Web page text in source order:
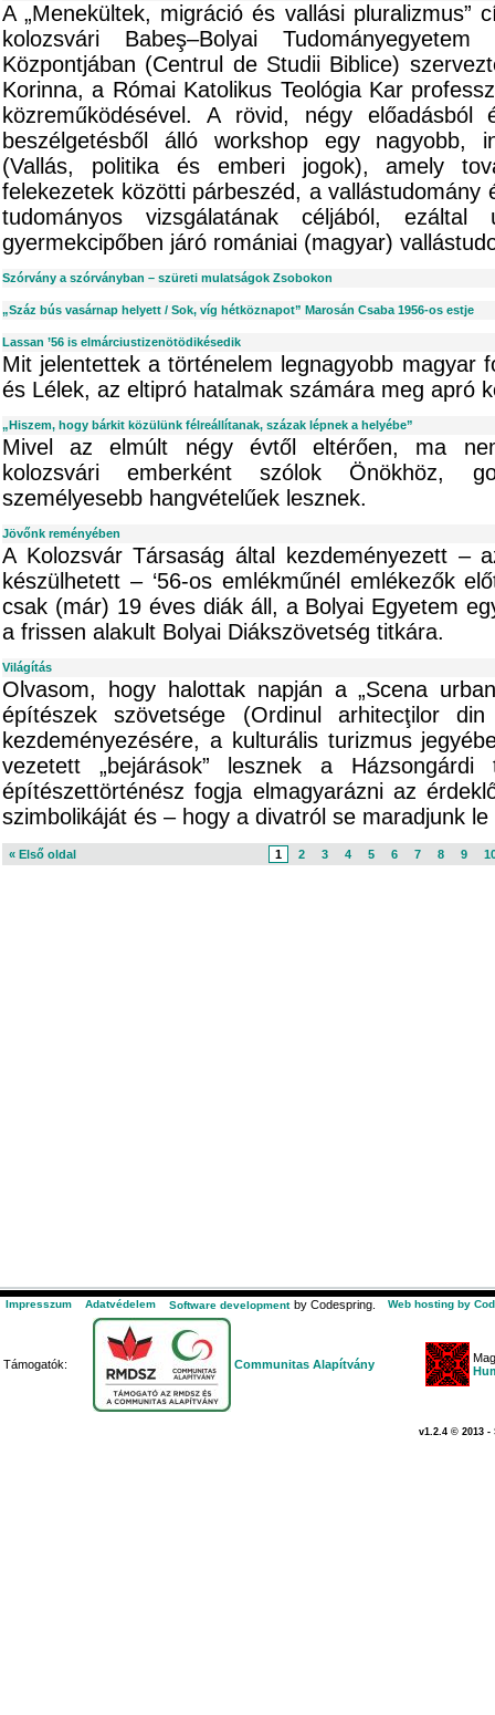
A „Menekültek, migráció és vallási pluralizmus”
kolozsvári Babeş–Bolyai
Központjában (Centrul de Studii Biblice)
Korinna, a Római Katolikus Teológia Kar
közreműködésével. A rövid, négy
beszélgetésből álló workshop egy nagyobb,
(Vallás, politika és emberi jogok), amely
felekezetek közötti párbeszéd, a vallástudomány
tudományos vizsgálatának céljából,
gyermekcipőben járó romániai (magyar)
Szórvány a szórványban – szüreti mulatságok Zsobokon
„Száz bús vasárnap helyett / Sok, víg hétköznapot” Marosán Csaba 1956-os estje
Lassan ’56 is elmárciustizenötödikésedik
Mit jelentettek a történelem legnagyobb magyar
és Lélek, az eltipró hatalmak számára meg apró
„Hiszem, hogy bárkit közülünk félreállítanak, százak lépnek a helyébe”
Mivel az elmúlt négy évtől eltérően, ma
kolozsvári emberként szólok Önökhöz,
személyesebb hangvételűek lesznek.
Jövőnk reményében
A Kolozsvár Társaság által kezdeményezett –
készülhetett – ‘56-os emlékműnél emlékezők
csak (már) 19 éves diák áll, a Bolyai Egyetem
a frissen alakult Bolyai Diákszövetség titkára.
Világítás
Olvasom, hogy halottak napján a „Scena
építészek szövetsége (Ordinul arhitecţilor
kezdeményezésére, a kulturális turizmus
vezetett „bejárások” lesznek a Házsongárdi
építészettörténész fogja elmagyarázni az
szimbolikáját és – hogy a divatról se maradjunk le
« Első oldal 1 2 3 4 5 6 7 8 9
Impresszum Adatvédelem Software development by Codespring. Web hosting by
Támogatók: Communitas Alapítvány
v1.2.4 © 2013